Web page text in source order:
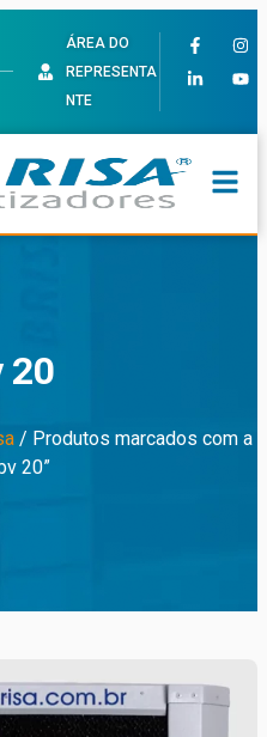
ÁREA DO
REPRESENTA
NTE
20
/ Produtos marcados com a
20”